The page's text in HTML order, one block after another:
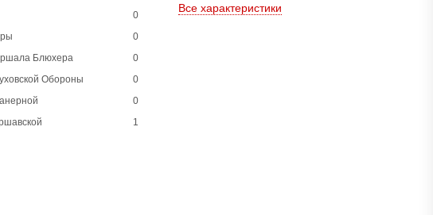
0
0
Блюхера
0
Обороны
0
0
1
Все характеристики